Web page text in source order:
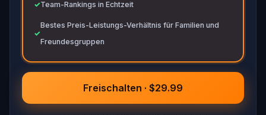
✓Team-Rankings in Echtzeit
✓
Bestes Preis-Leistungs-Verhältnis für Familien und
Freundesgruppen
Freischalten · $29.99